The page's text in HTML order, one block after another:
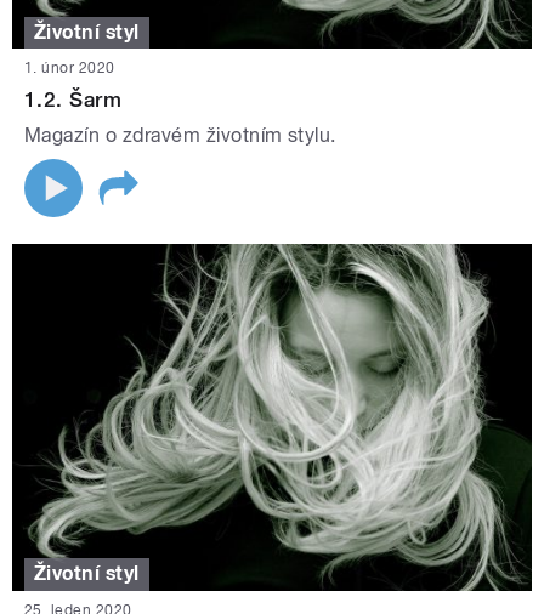
Životní styl
1. únor 2020
1.2. Šarm
Magazín o zdravém životním stylu.
Životní styl
25. leden 2020